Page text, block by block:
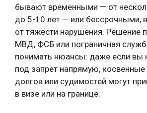
бывают временными — от
до 5-10 лет — или бессрочными,
от тяжести нарушения. Решение
МВД, ФСБ или пограничная
понимать нюансы: даже если вы
под запрет напрямую,
долгов или судимостей могут
в визе или на границе.